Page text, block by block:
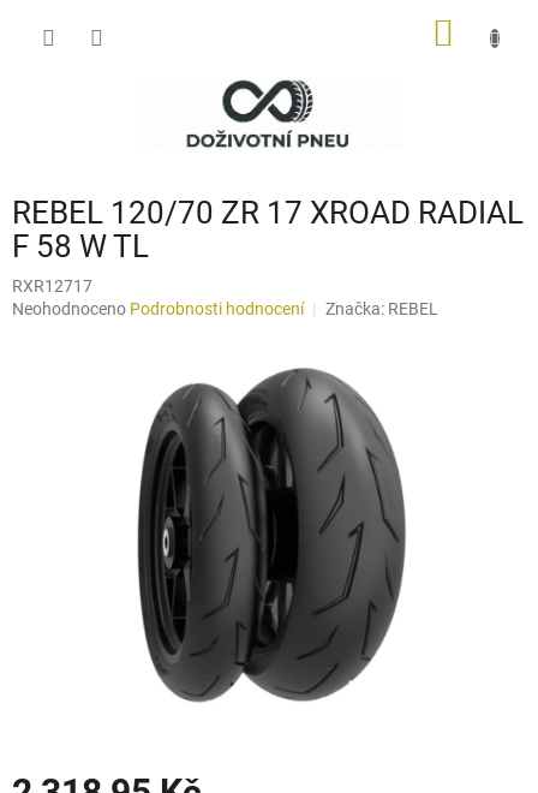
REBEL 120/70 ZR 17 XROAD RADIAL
F 58 W TL
RXR12717
Průměrné
Neohodnoceno Podrobnosti hodnocení Značka: REBEL